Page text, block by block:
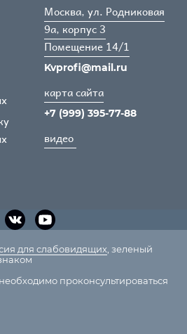
Москва, ул. Родниковая
9а, корпус 3
Помещение 14/1
Kvprofi@mail.ru
карта сайта
+7 (999) 395-77-88
видео
для слабовидящих, зеленый
проконсультироваться